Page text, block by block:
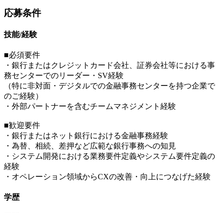
応募条件
技能/経験
■必須要件
・銀行またはクレジットカード会社、証券会社等における事
務センターでのリーダー・SV経験
（特に非対面・デジタルでの金融事務センターを持つ企業で
のご経験）
・外部パートナーを含むチームマネジメント経験
■歓迎要件
・銀行またはネット銀行における金融事務経験
・為替、相続、差押など広範な銀行事務への知見
・システム開発における業務要件定義やシステム要件定義の
経験
・オペレーション領域からCXの改善・向上につなげた経験
学歴